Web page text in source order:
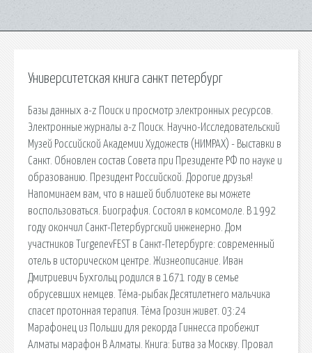
Университетская книга санкт петербург
Базы данных a-z Поиск и просмотр электронных ресурсов.
Электронные журналы a-z Поиск. Научно-Исследовательский
Музей Российской Академии Художеств (НИМРАХ) - Выставки в
Санкт. Обновлен состав Совета при Президенте РФ по науке и
образованию. Президент Российской. Дорогие друзья!
Напоминаем вам, что в нашей библиотеке вы можете
воспользоваться. Биография. Состоял в комсомоле. В 1992
году окончил Санкт-Петербургский инженерно. Дом
участников TurgenevFEST в Санкт-Петербурге: современный
отель в историческом центре. Жизнеописание. Иван
Дмитриевич Бухгольц родился в 1671 году в семье
обрусевших немцев. Тёма-рыбак Десятилетнего мальчика
спасет протонная терапия. Тёма Грозин живет. 03:24
Марафонец из Польши для рекорда Гиннесса пробежит
Алматы марафон В Алматы. Книга: Битва за Москву. Провал